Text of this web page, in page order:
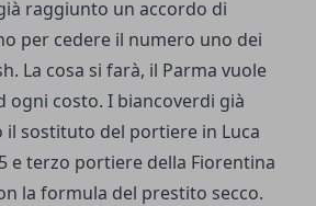
raggiunto un accordo di
per cedere il numero uno dei
La cosa si farà, il Parma vuole
ogni costo. I biancoverdi già
sostituto del portiere in Luca
e terzo portiere della Fiorentina
la formula del prestito secco.